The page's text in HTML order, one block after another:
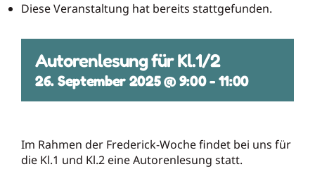
Unsere Schule
Schulleben
Eltern
Diese Veranstaltung hat bereits stattgefunden.
Autorenlesung für Kl.1/2
26. September 2025 @ 9:00- 11:00
Im Rahmen der Frederick-Woche findet bei uns für
die Kl.1 und Kl.2 eine Autorenlesung statt.